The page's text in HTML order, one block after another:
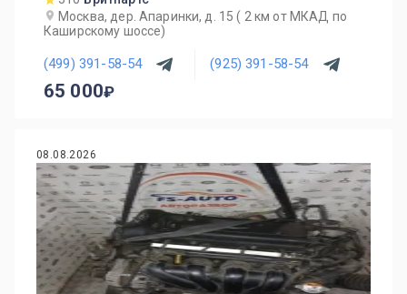
Москва, дер. Апаринки, д. 15 ( 2 км от МКАД по
Каширскому шоссе)
(499) 391-58-54 (925) 391-58-54
65 000
08.08.2026